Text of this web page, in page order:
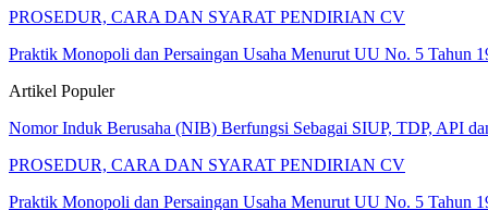
PROSEDUR, CARA DAN SYARAT PENDIRIAN CV
Praktik Monopoli dan Persaingan Usaha Menurut UU No. 5 Tahun
Artikel Populer
Nomor Induk Berusaha (NIB) Berfungsi Sebagai SIUP, TDP, API
PROSEDUR, CARA DAN SYARAT PENDIRIAN CV
Praktik Monopoli dan Persaingan Usaha Menurut UU No. 5 Tahun